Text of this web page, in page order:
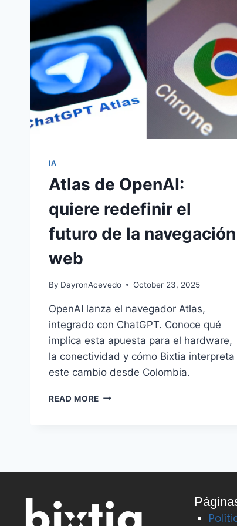
IA
Atlas de OpenAI:
quiere redefinir el
futuro de la navegación
web
By DayronAcevedo October 23, 2025
OpenAI lanza el navegador Atlas,
integrado con ChatGPT. Conoce qué
implica esta apuesta para el hardware,
la conectividad y cómo Bixtia interpreta
este cambio desde Colombia.
READ MORE